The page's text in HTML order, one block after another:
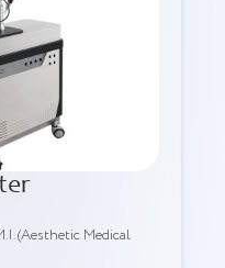
(Aesthetic Medical